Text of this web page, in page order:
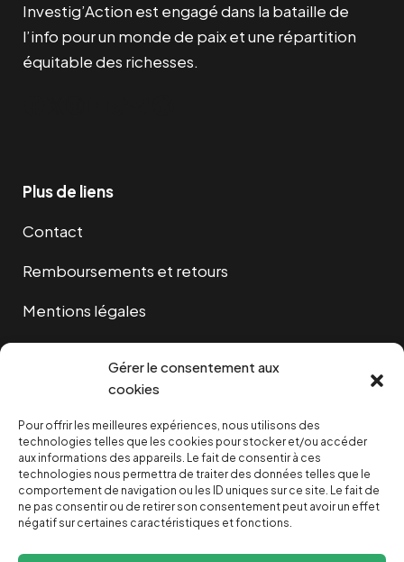
Gérer le consentement aux
cookies
Pour offrir les meilleures expériences, nous utilisons des
technologies telles que les cookies pour stocker et/ou accéder
aux informations des appareils. Le fait de consentir à ces
technologies nous permettra de traiter des données telles que le
comportement de navigation ou les ID uniques sur ce site. Le fait de
ne pas consentir ou de retirer son consentement peut avoir un effet
négatif sur certaines caractéristiques et fonctions.
Investig’Action est engagé dans la bataille de
l’info pour un monde de paix et une répartition
équitable des richesses.
Plus de liens
Contact
Remboursements et retours
Mentions légales
NOUS SOUTENIR
NOTRE NEWSLETTER